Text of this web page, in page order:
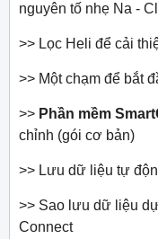
nguyên tố nhẹ Na -
>> Lọc Heli để cải
>> Một chạm để bắt
>> Phần mềm
chỉnh (gói cơ bản)
>> Lưu dữ liệu tự
>> Sao lưu dữ liệu
Connect